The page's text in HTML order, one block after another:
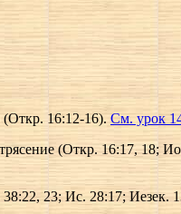
(Откр. 16:12-16). См. урок
(Откр. 16:17, 18;
23; Ис. 28:17; Иезек.